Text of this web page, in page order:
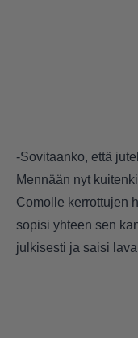
-Sovitaanko, että
Mennään nyt
Comolle kerrottujen
sopisi yhteen sen
julkisesti ja saisi